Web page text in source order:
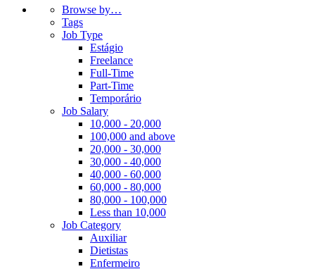
Browse by…
Tags
Job Type
Estágio
Freelance
Full-Time
Part-Time
Temporário
Job Salary
10,000 - 20,000
100,000 and above
20,000 - 30,000
30,000 - 40,000
40,000 - 60,000
60,000 - 80,000
80,000 - 100,000
Less than 10,000
Job Category
Auxiliar
Dietistas
Enfermeiro